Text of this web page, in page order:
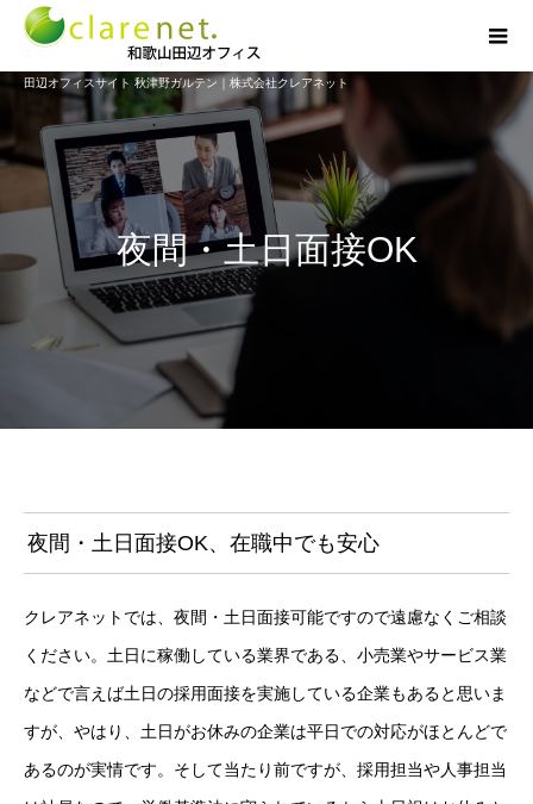
田辺オフィスサイト 秋津野ガルテン｜株式会社クレアネット
夜間・土日面接OK
夜間・土日面接OK、在職中でも安心
クレアネットでは、夜間・土日面接可能ですので遠慮なくご相談
ください。土日に稼働している業界である、小売業やサービス業
などで言えば土日の採用面接を実施している企業もあると思いま
すが、やはり、土日がお休みの企業は平日での対応がほとんどで
あるのが実情です。そして当たり前ですが、採用担当や人事担当